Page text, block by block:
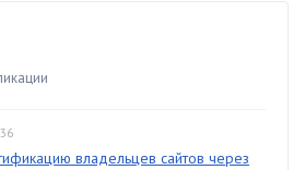
владельцев сайтов через